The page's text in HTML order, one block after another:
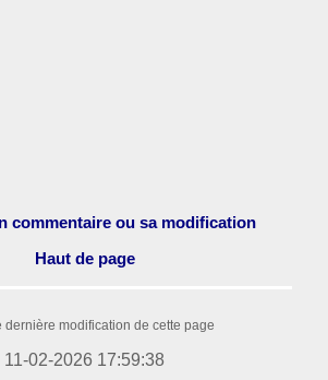
commentaire ou sa modification
Haut de page
dernière modification de cette page
11-02-2026 17:59:38